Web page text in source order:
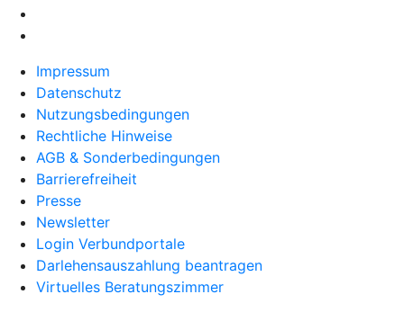
Impressum
Datenschutz
Nutzungsbedingungen
Rechtliche Hinweise
AGB & Sonderbedingungen
Barrierefreiheit
Presse
Newsletter
Login Verbundportale
Darlehensauszahlung beantragen
Virtuelles Beratungszimmer